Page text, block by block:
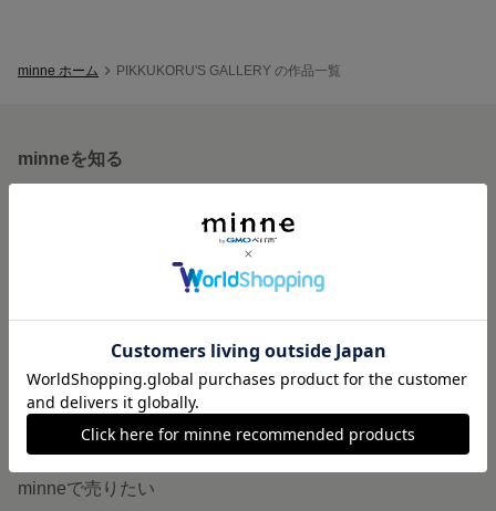
minne ホーム PIKKUKORU'S GALLERY の作品一覧
minneを知る
ショップをさがす
特集
作品販売について
minneで売りたい